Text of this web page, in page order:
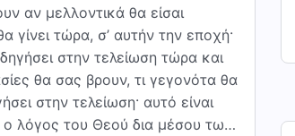
αν μελλοντικά θα είσαι
τώρα, σ’ αυτήν την εποχή·
στην τελείωση τώρα και
θα σας βρουν, τι γεγονότα θα
στην τελείωση· αυτό είναι
ο λόγος του Θεού δια μέσου των